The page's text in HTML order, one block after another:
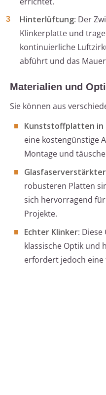
Hinterlüftung: Der
Klinkerplatte und
kontinuierliche
abführt und das
Materialien und
Sie können aus
Kunststoffplatten in
eine kostengünstige
Montage und
robusteren Platten
sich hervorragend
Projekte.
Echter Klinker:
klassische Optik und
erfordert jedoch eine